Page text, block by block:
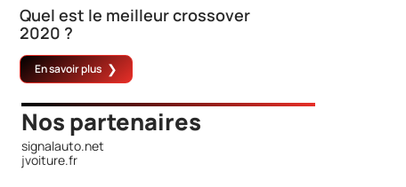
Quel est le meilleur crossover
2020 ?
En savoir plus
Nos partenaires
signalauto.net
jvoiture.fr